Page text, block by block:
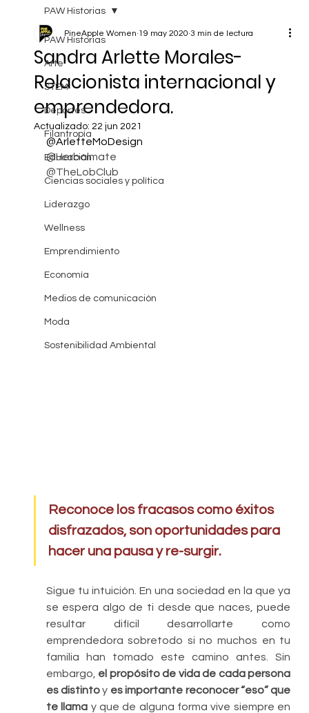
PAW Historias
Arte
STEM
Deportes
Filantropía
Educación
Ciencias sociales y política
Liderazgo
Wellness
Emprendimiento
Economía
Medios de comunicación
Moda
Sostenibilidad Ambiental
PAW Historias
Sandra Arlette Morales-
Relacionista internacional y
emprendedora.
PineApple Women 19 may 2020 3 min de lectura
Actualizado: 22 jun 2021
@ArletteMoDesign
@Herbalmate
@TheLobClub
Reconoce los fracasos como éxitos
disfrazados, son oportunidades para
hacer una pausa y re-surgir.
Sigue tu intuición. En una sociedad en la que ya
se espera algo de ti desde que naces, puede
resultar difícil desarrollarte como
emprendedora sobretodo si no muchos en tu
familia han tomado este camino antes. Sin
embargo, el propósito de vida de cada persona
es distinto y es importante reconocer “eso” que
te llama y que de alguna forma vive siempre en